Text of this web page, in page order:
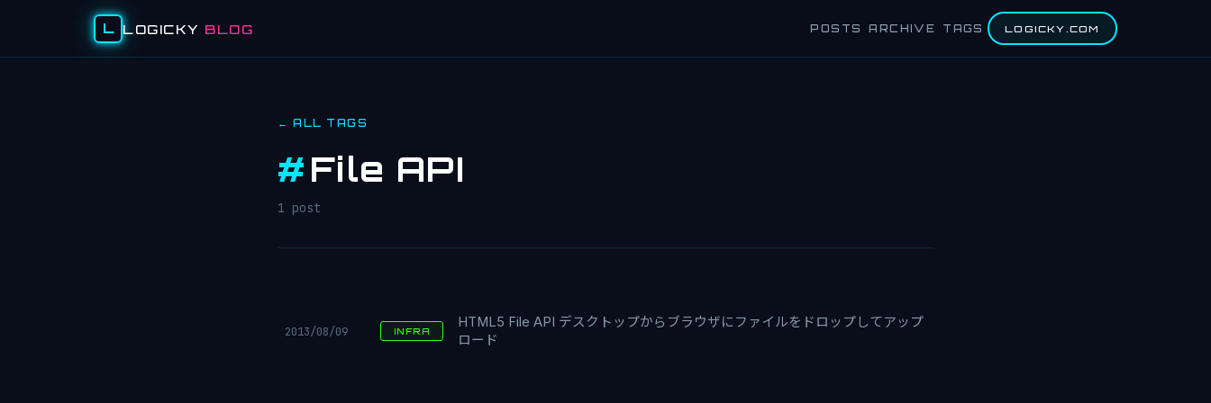
L LOGICKY BLOG POSTS ARCHIVE TAGS LOGICKY.COM
← ALL TAGS
#File API
1 post
2013/08/09 INFRA
HTML5 File API デスクトップからブラウザにファイルをドロップしてアップ
ロード